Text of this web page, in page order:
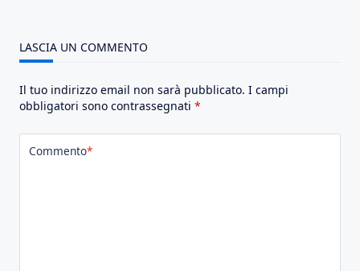
LASCIA UN COMMENTO
Il tuo indirizzo email non sarà pubblicato. I campi
obbligatori sono contrassegnati *
Commento*